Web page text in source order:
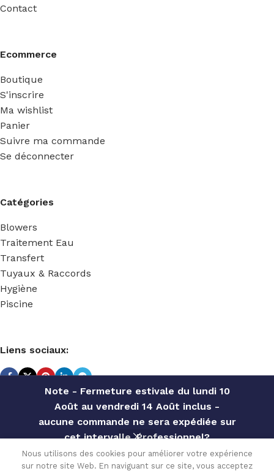
Note - Fermeture estivale du lundi 10
Août au vendredi 14 Août inclus -
aucune commande ne sera expédiée sur
cet intervalle. Professionnel?
Contactez notre service commercial
pour des offres personnalisées, des
Contact
Ecommerce
Boutique
S'inscrire
Ma wishlist
Panier
Suivre ma commande
Se déconnecter
Catégories
Blowers
Traitement Eau
Transfert
Tuyaux & Raccords
Hygiène
Piscine
Liens sociaux:
TECHNIDOSE 2022 Réalisé parACS INFORMATIQUE
Nous utilisons des cookies pour améliorer votre expérience
sur notre site Web. En naviguant sur ce site, vous acceptez
AGITATEUR
RAPIDE
Disponible